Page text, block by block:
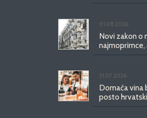
01.08.2026.
Novi zakon o
najmoprimce,
31.07.2026.
Domaća vina
posto